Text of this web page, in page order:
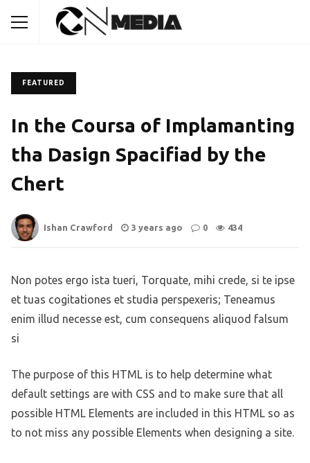
FEATURED
In the Coursa of Implamanting
tha Dasign Spacifiad by the
Chert
Ishan Crawford 3 years ago 0 434
Non potes ergo ista tueri, Torquate, mihi crede, si te ipse
et tuas cogitationes et studia perspexeris; Teneamus
enim illud necesse est, cum consequens aliquod falsum
si
The purpose of this HTML is to help determine what
default settings are with CSS and to make sure that all
possible HTML Elements are included in this HTML so as
to not miss any possible Elements when designing a site.